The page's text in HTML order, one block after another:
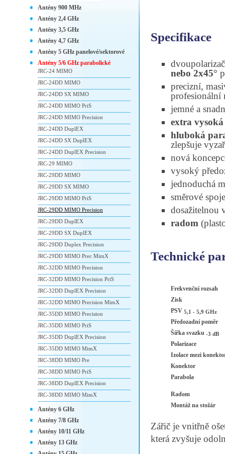
Specifikace
nebo 2x45°
precizní,
profesionální
jemné a
extra
hluboká
zlepšuje
nová
vysoký
jednoduchá
směrové
dosažitelnou
radom
Technické
Frekvenční rozsah
Zisk
PSV 5,1 - 5,9 GHz
Předozadní poměr
Šířka svazku -3 dB
Polarizace
Izolace mezi
Konektor
Parabola
Radom
Montáž na stožár
Zářič je vnitřně
která zvyšuje
Antény 900 MHz
Antény 2,4 GHz
Antény 3,5 GHz
Antény 4,7 GHz
Antény 5 GHz panelové/sektorové
Antény 5/6 GHz parabolické
JRC-24 MIMO
JRC-24DD MIMO
JRC-24DD SX MIMO
JRC-24DD MIMO PriS
JRC-24DD MIMO Precision
JRC-24DD DuplEX
JRC-24DD SX DuplEX
JRC-24DD DuplEX Precision
JRC-29 MIMO
JRC-29DD MIMO
JRC-29DD SX MIMO
JRC-29DD MIMO PriS
JRC-29DD MIMO Precision
JRC-29DD DuplEX
JRC-29DD SX DuplEX
JRC-29DD Duplex Precision
JRC-29DD MIMO Prec MimX
JRC-32DD MIMO Precision
JRC-32DD MIMO Precision PriS
JRC-32DD DuplEX Precision
JRC-32DD MIMO Precision MimX
JRC-35DD MIMO Precision
JRC-35DD MIMO PriS
JRC-35DD DuplEX Precision
JRC-35DD MIMO MimX
JRC-38DD MIMO Pre
JRC-38DD MIMO PriS
JRC-38DD DuplEX Precision
JRC-38DD MIMO MimX
Antény 6 GHz
Antény 7/8 GHz
Antény 10/11 GHz
Antény 13 GHz